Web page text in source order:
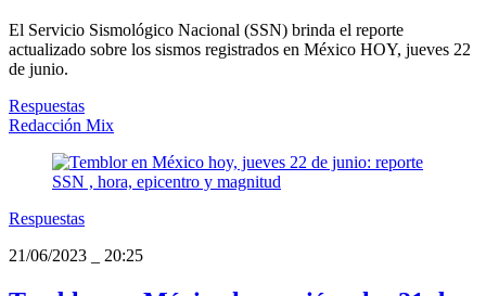
El Servicio Sismológico Nacional (SSN) brinda el reporte
actualizado sobre los sismos registrados en México HOY, jueves 22
de junio.
Respuestas
Redacción Mix
Respuestas
21/06/2023
20:25